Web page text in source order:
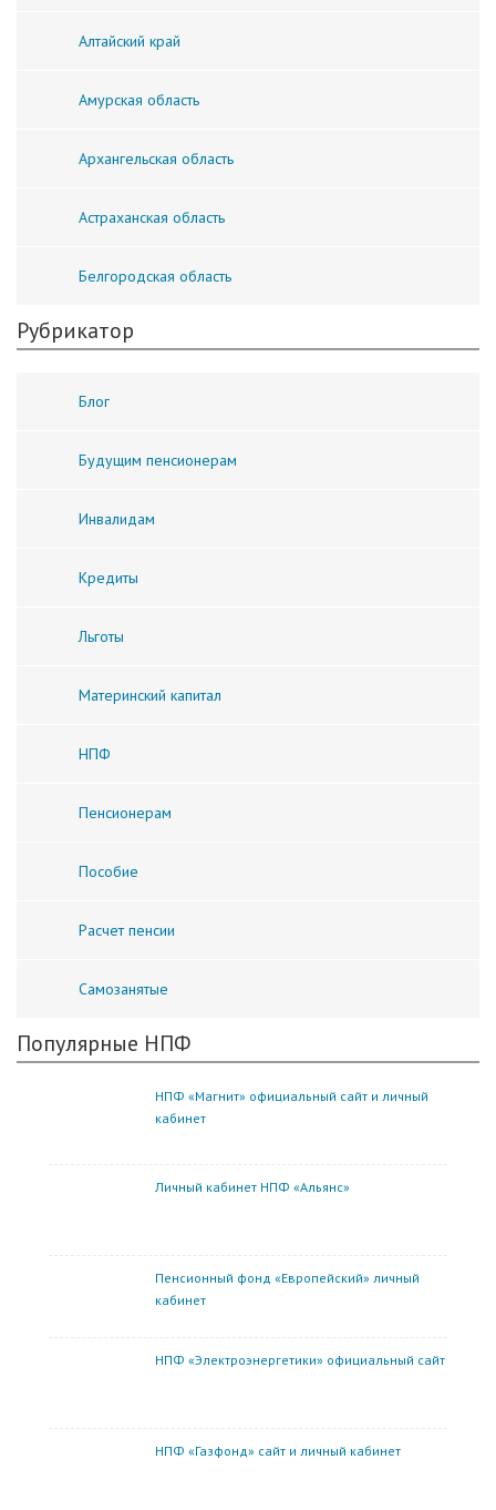
Алтайский край
Амурская область
Архангельская область
Астраханская область
Белгородская область
Рубрикатор
Блог
Будущим пенсионерам
Инвалидам
Кредиты
Льготы
Материнский капитал
НПФ
Пенсионерам
Пособие
Расчет пенсии
Самозанятые
Популярные НПФ
НПФ «Магнит» официальный сайт и личный
кабинет
Личный кабинет НПФ «Альянс»
Пенсионный фонд «Европейский» личный
кабинет
НПФ «Электроэнергетики» официальный сайт
НПФ «Газфонд» сайт и личный кабинет